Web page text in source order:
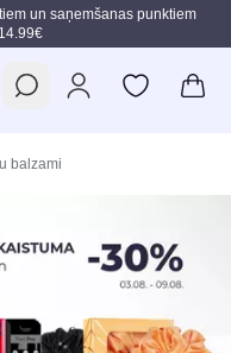
un saņemšanas punktiem
balzami